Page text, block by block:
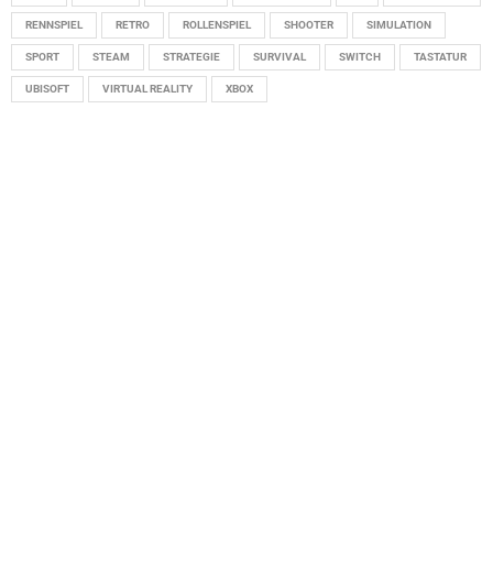
RENNSPIEL RETRO ROLLENSPIEL SHOOTER SIMULATION
SPORT STEAM STRATEGIE SURVIVAL SWITCH TASTATUR
UBISOFT VIRTUAL REALITY XBOX